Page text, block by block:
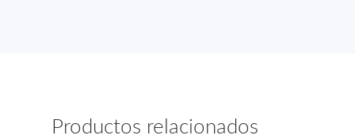
Productos relacionados